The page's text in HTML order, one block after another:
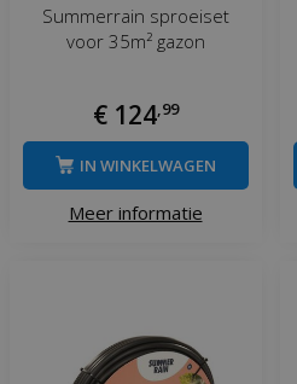
Summerrain sproeiset
voor 35m² gazon
€ 124 99
Meer informatie
IN WINKELWAGEN